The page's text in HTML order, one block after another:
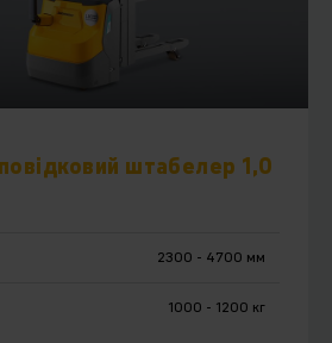
штабелер 1,0
2300 - 4700 мм
1000 - 1200 кг